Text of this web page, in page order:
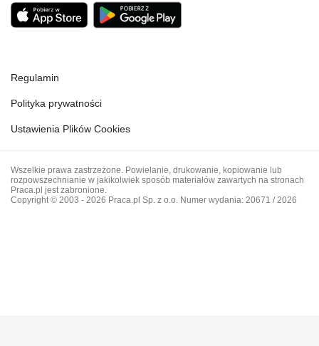
Regulamin
Polityka prywatności
Ustawienia Plików Cookies
Wszelkie prawa zastrzeżone. Powielanie, drukowanie, kopiowanie lub
rozpowszechnianie w jakikolwiek sposób materiałów zawartych na stronach
Praca.pl jest zabronione.
Copyright © 2003 - 2026 Praca.pl Sp. z o.o. Numer wydania: 20671 / 2026